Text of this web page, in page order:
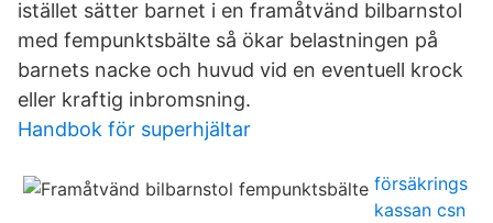
istället sätter barnet i en framåtvänd bilbarnstol
med fempunktsbälte så ökar belastningen på
barnets nacke och huvud vid en eventuell krock
eller kraftig inbromsning.
Handbok för superhjältar
försäkrings
kassan csn